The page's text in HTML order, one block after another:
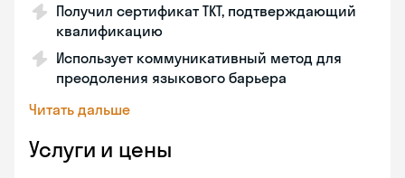
Получил сертификат TKT, подтверждающий
квалификацию
Использует коммуникативный метод для
преодоления языкового барьера
Читать дальше
Услуги и цены